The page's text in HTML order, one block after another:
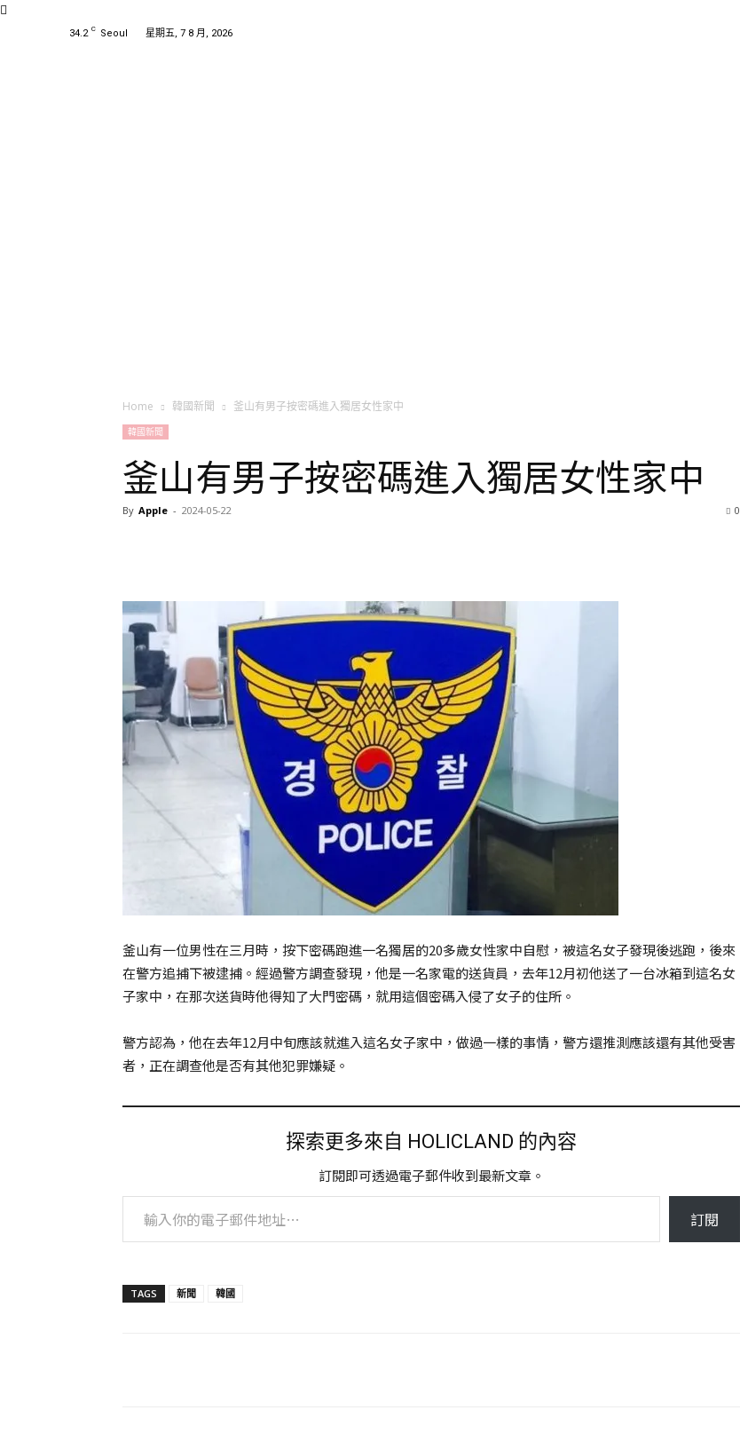
34.2 C Seoul 星期五, 7 8 月, 2026
Home 韓國新聞 釜山有男子按密碼進入獨居女性家中
韓國新聞
釜山有男子按密碼進入獨居女性家中
By Apple - 2024-05-22 0
釜山有一位男性在三月時，按下密碼跑進一名獨居的20多歲女性家中自慰，被這名女子發現後逃跑，後來
在警方追捕下被逮捕。經過警方調查發現，他是一名家電的送貨員，去年12月初他送了一台冰箱到這名女
子家中，在那次送貨時他得知了大門密碼，就用這個密碼入侵了女子的住所。
警方認為，他在去年12月中旬應該就進入這名女子家中，做過一樣的事情，警方還推測應該還有其他受害
者，正在調查他是否有其他犯罪嫌疑。
探索更多來自 HOLICLAND 的內容
訂閱即可透過電子郵件收到最新文章。
輸入你的電子郵件地址…
訂閱
TAGS 新聞 韓國